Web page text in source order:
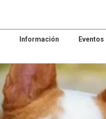
Información Eventos